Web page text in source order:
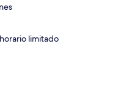
limitado